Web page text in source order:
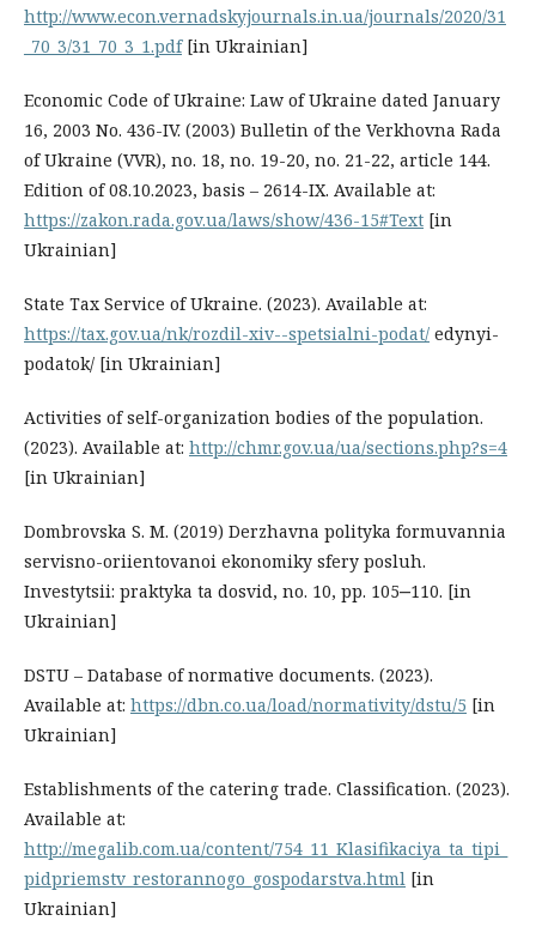
http://www.econ.vernadskyjournals.in.ua/journals/2020/31
_70_3/31_70_3_1.pdf[in Ukrainian]
Economic Code of Ukraine: Law of Ukraine dated January
16, 2003 No. 436-IV. (2003) Bulletin of the Verkhovna Rada
of Ukraine (VVR), no. 18, no. 19-20, no. 21-22, article 144.
Edition of 08.10.2023, basis – 2614-IX. Available at:
https://zakon.rada.gov.ua/laws/show/436-15#Text [in
Ukrainian]
State Tax Service of Ukraine. (2023). Available at:
https://tax.gov.ua/nk/rozdil-xiv--spetsialni-podat/ edynyi-
podatok/ [in Ukrainian]
Activities of self-organization bodies of the population.
(2023). Available at: http://chmr.gov.ua/ua/sections.php?s=4
[in Ukrainian]
Dombrovska S. M. (2019) Derzhavna polityka formuvannia
servisno-oriientovanoi ekonomiky sfery posluh.
Investytsii: praktyka ta dosvid, no. 10, pp. 105‒110. [in
Ukrainian]
DSTU – Database of normative documents. (2023).
Available at: https://dbn.co.ua/load/normativity/dstu/5 [in
Ukrainian]
Establishments of the catering trade. Classification. (2023).
Available at:
http://megalib.com.ua/content/754_11_Klasifikaciya_ta_tipi_
pidpriemstv_restorannogo_gospodarstva.html [in
Ukrainian]